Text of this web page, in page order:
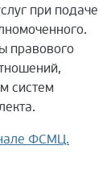
при подаче
правового
систем
ФСМЦ.